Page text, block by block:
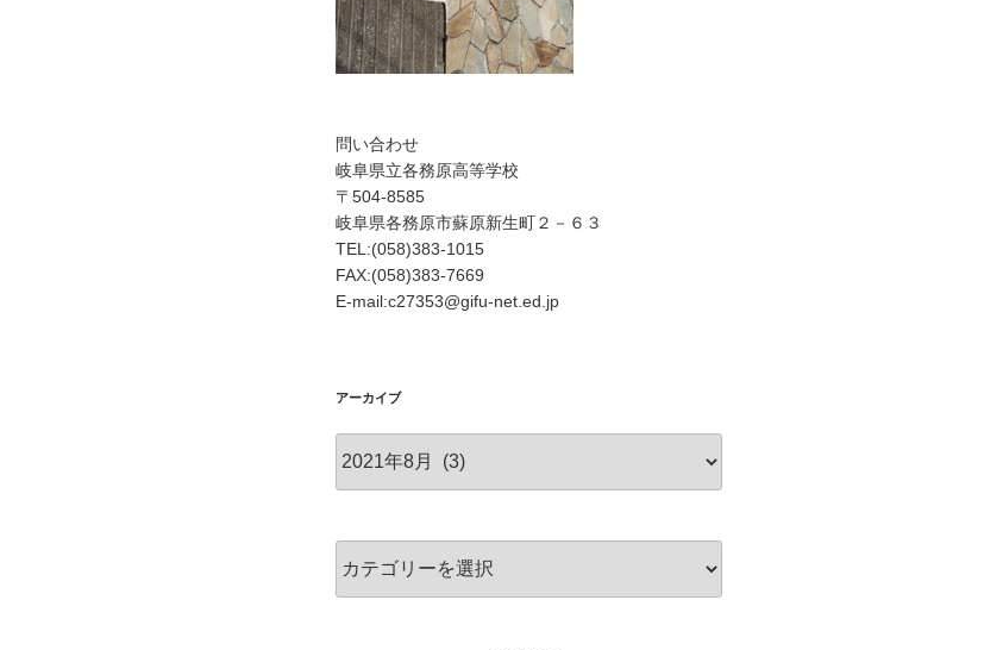
問い合わせ
岐阜県立各務原高等学校
〒504-8585
岐阜県各務原市蘇原新生町２－６３
TEL:(058)383-1015
FAX:(058)383-7669
E-mail:c27353@gifu-net.ed.jp
アーカイブ
ー
テ